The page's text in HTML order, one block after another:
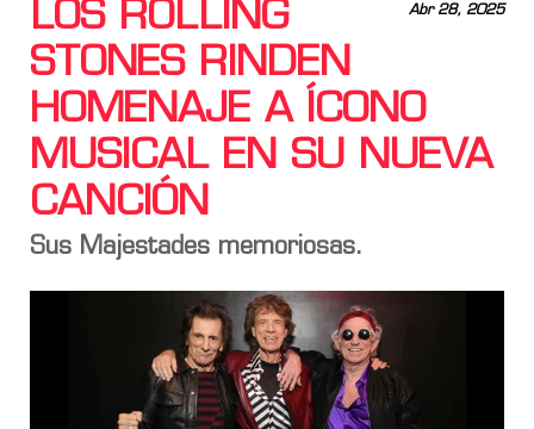
Abr 28, 2025
LOS ROLLING
STONES RINDEN
HOMENAJE A ÍCONO
MUSICAL EN SU NUEVA
CANCIÓN
Sus Majestades memoriosas.